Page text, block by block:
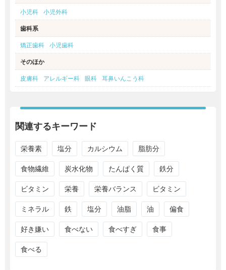
小児科 小児外科
歯科系
矯正歯科 小児歯科
そのほか
皮膚科 アレルギー科 眼科 耳鼻いんこう科
関連するキーワード
栄養素 塩分 カルシウム 脂肪分
食物繊維 炭水化物 たんぱく質 鉄分
ビタミン 栄養 栄養バランス ビタミン
ミネラル 鉄 塩分 油脂 油 偏食
好き嫌い 食べない 食べすぎ 食事
食べる